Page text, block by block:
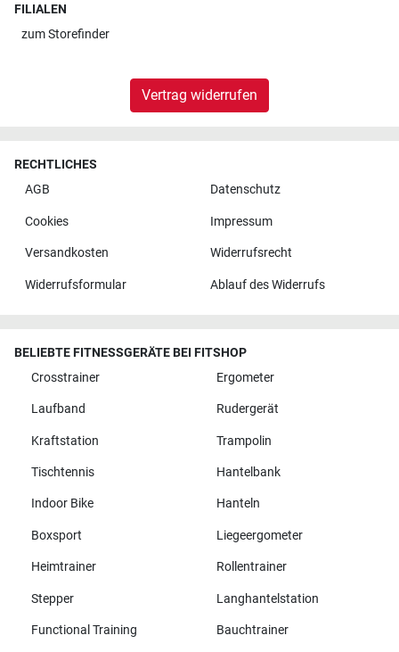
FILIALEN
zumStorefinder
Vertrag widerrufen
RECHTLICHES
AGB
Datenschutz
Cookies Impressum
Versandkosten Widerrufsrecht
Widerrufsformular Ablauf des Widerrufs
BELIEBTE FITNESSGERÄTE BEI FITSHOP
Crosstrainer
Ergometer
Laufband Rudergerät
Kraftstation Trampolin
Tischtennis Hantelbank
Indoor Bike Hanteln
Boxsport Liegeergometer
Heimtrainer Rollentrainer
Stepper Langhantelstation
Functional Training Bauchtrainer